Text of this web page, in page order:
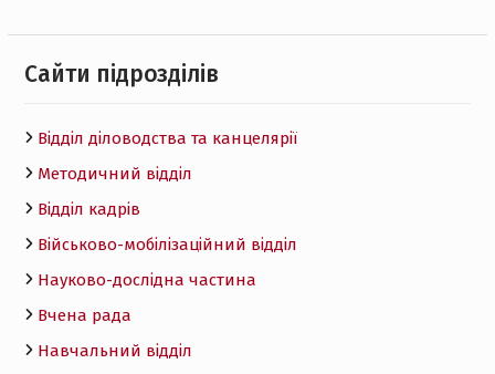
Cайти підрозділів
Відділ діловодства та канцелярії
Методичний відділ
Відділ кадрів
Військово-мобілізаційний відділ
Науково-дослідна частина
Вчена рада
Навчальний відділ